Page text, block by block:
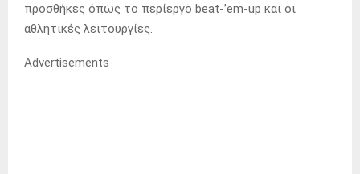
προσθήκες όπως το περίεργο beat-’em-up και οι
αθλητικές λειτουργίες.
Advertisements